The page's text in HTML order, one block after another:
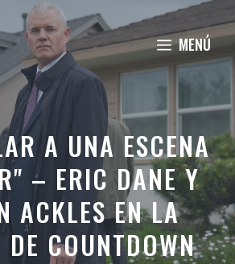
MENÚ
A UNA ESCENA
– ERIC DANE Y
ACKLES EN LA
COUNTDOWN